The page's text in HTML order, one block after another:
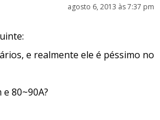
agosto 6, 2013 às 7:37 pm
e realmente ele é péssimo no
80~90A?